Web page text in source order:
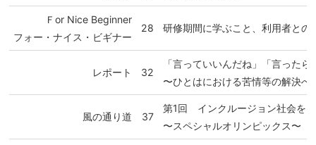
Ｆor Nice Beginner
フォー・ナイス・ビギナー
28 研修期間に学ぶこと、利用者との
レポート 32
「言っていいんだね」「言ったら
〜ひとはにおける苦情等の解決へ
風の通り道 37
第1回 インクルージョン社会を
〜スペシャルオリンピックス〜